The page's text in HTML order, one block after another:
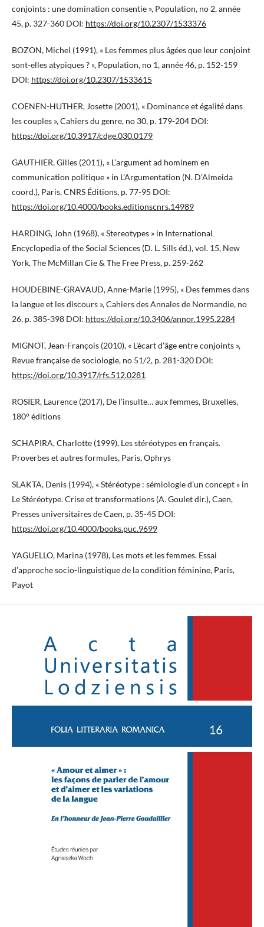
conjoints : une domination consentie », Population, no 2, année
45, p. 327-360 DOI: https://doi.org/10.2307/1533376
BOZON, Michel (1991), « Les femmes plus âgées que leur conjoint
sont-elles atypiques ? », Population, no 1, année 46, p. 152-159
DOI: https://doi.org/10.2307/1533615
COENEN-HUTHER, Josette (2001), « Dominance et égalité dans
les couples », Cahiers du genre, no 30, p. 179-204 DOI:
https://doi.org/10.3917/cdge.030.0179
GAUTHIER, Gilles (2011), « L’argument ad hominem en
communication politique » in L’Argumentation (N. D’Almeida
coord.), Paris, CNRS Éditions, p. 77-95 DOI:
https://doi.org/10.4000/books.editionscnrs.14989
HARDING, John (1968), « Stereotypes » in International
Encyclopedia of the Social Sciences (D. L. Sills éd.), vol. 15, New
York, The McMillan Cie & The Free Press, p. 259-262
HOUDEBINE-GRAVAUD, Anne-Marie (1995), « Des femmes dans
la langue et les discours », Cahiers des Annales de Normandie, no
26, p. 385-398 DOI: https://doi.org/10.3406/annor.1995.2284
MIGNOT, Jean-François (2010), « L’écart d’âge entre conjoints »,
Revue française de sociologie, no 51/2, p. 281-320 DOI:
https://doi.org/10.3917/rfs.512.0281
ROSIER, Laurence (2017), De l’insulte… aux femmes, Bruxelles,
180° éditions
SCHAPIRA, Charlotte (1999), Les stéréotypes en français.
Proverbes et autres formules, Paris, Ophrys
SLAKTA, Denis (1994), « Stéréotype : sémiologie d’un concept » in
Le Stéréotype. Crise et transformations (A. Goulet dir.), Caen,
Presses universitaires de Caen, p. 35-45 DOI:
https://doi.org/10.4000/books.puc.9699
YAGUELLO, Marina (1978), Les mots et les femmes. Essai
d’approche socio-linguistique de la condition féminine, Paris,
Payot